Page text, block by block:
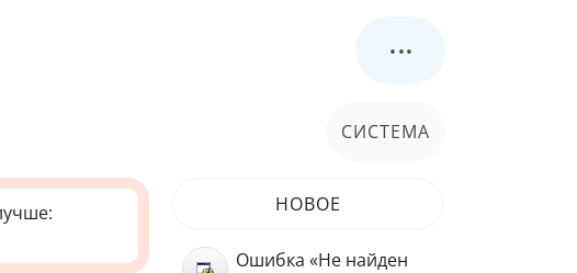
...
СИСТЕМА
НОВОЕ
Ошибка «Не найден